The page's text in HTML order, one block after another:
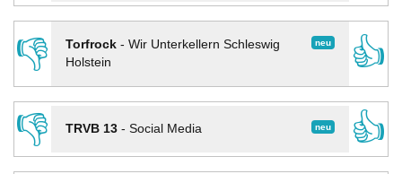
👎
neu
Torfrock- Wir Unterkellern Schleswig
Holstein
👍
👎
neu
TRVB 13- Social Media
👍